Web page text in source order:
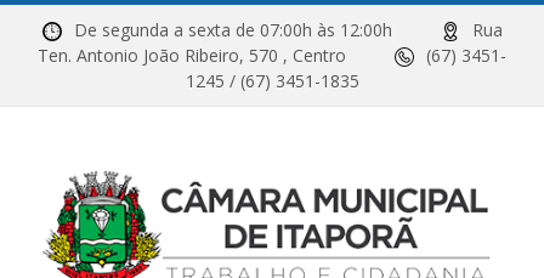
De segunda a sexta de 07:00h às 12:00h
Rua
Ten. Antonio João Ribeiro, 570 , Centro
(67) 3451-
1245 / (67) 3451-1835